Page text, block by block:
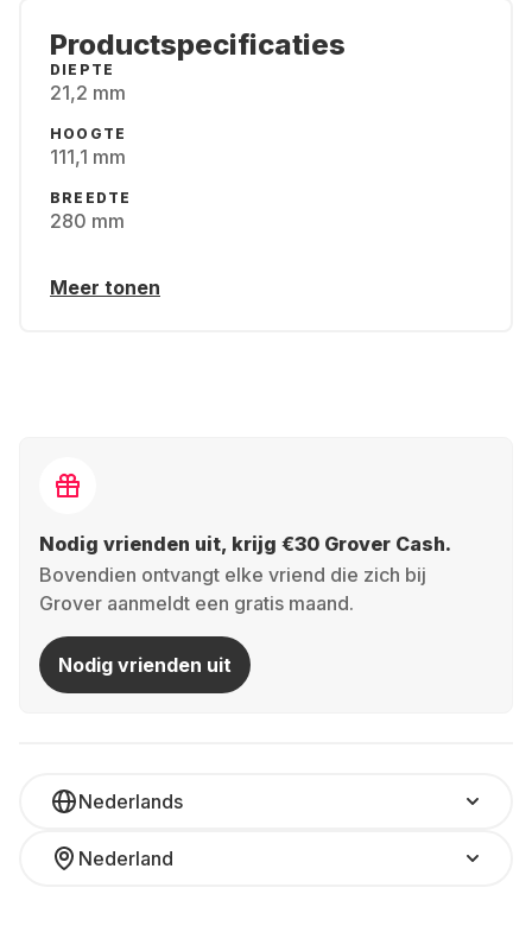
Productspecificaties
DIEPTE
21,2 mm
HOOGTE
111,1 mm
BREEDTE
280 mm
Meer tonen
Nodig vrienden uit, krijg €30 Grover Cash.
Bovendien ontvangt elke vriend die zich bij
Grover aanmeldt een gratis maand.
Nodig vrienden uit
Nederlands
Nederland